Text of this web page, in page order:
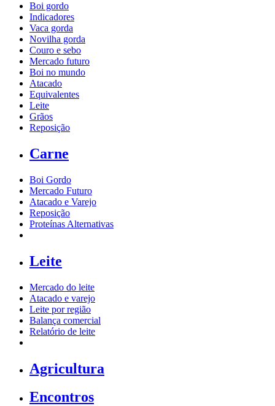
Boi gordo
Indicadores
Vaca gorda
Novilha gorda
Couro e sebo
Mercado futuro
Boi no mundo
Atacado
Equivalentes
Leite
Grãos
Reposição
Carne
Boi Gordo
Mercado Futuro
Atacado e Varejo
Reposição
Proteínas Alternativas
Leite
Mercado do leite
Atacado e varejo
Leite por região
Balança comercial
Relatório de leite
Agricultura
Encontros